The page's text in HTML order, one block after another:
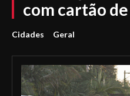
com cartão
Cidades Geral